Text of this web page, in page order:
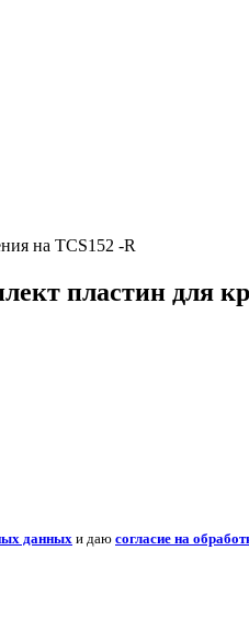
на TCS152 -R
пластин для
данных и даю согласие на